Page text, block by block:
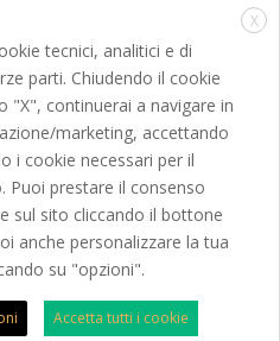
X
tecnici, analitici e di
parti. Chiudendo il cookie
"X", continuerai a navigare in
marketing, accettando
i cookie necessari per il
Puoi prestare il consenso
sul sito cliccando il bottone
anche personalizzare la tua
su "opzioni".
Accetta tutti i cookie